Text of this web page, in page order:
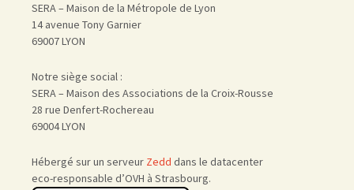
SERA – Maison de la Métropole de Lyon
14 avenue Tony Garnier
69007 LYON
Notre siège social :
SERA – Maison des Associations de la Croix-Rousse
28 rue Denfert-Rochereau
69004 LYON
Hébergé sur un serveur Zedd dans le datacenter
eco-responsable d’OVH à Strasbourg.